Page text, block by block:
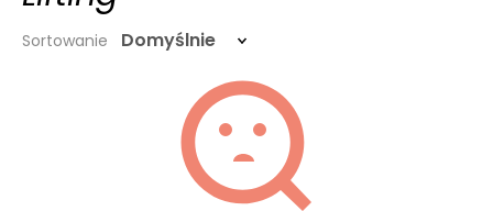
Sortowanie Domyślnie